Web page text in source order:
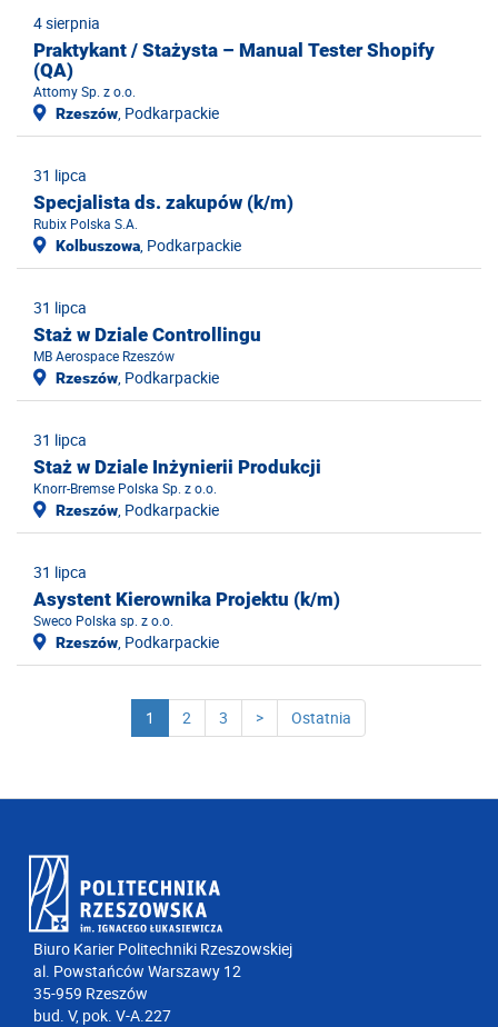
4 sierpnia
Praktykant / Stażysta – Manual Tester Shopify
(QA)
Attomy Sp. z o.o.
Rzeszów, Podkarpackie
31 lipca
Specjalista ds. zakupów (k/m)
Rubix Polska S.A.
Kolbuszowa, Podkarpackie
31 lipca
Staż w Dziale Controllingu
MB Aerospace Rzeszów
Rzeszów, Podkarpackie
31 lipca
Staż w Dziale Inżynierii Produkcji
Knorr-Bremse Polska Sp. z o.o.
Rzeszów, Podkarpackie
31 lipca
Asystent Kierownika Projektu (k/m)
Sweco Polska sp. z o.o.
Rzeszów, Podkarpackie
1 2 3 > Ostatnia
Biuro Karier Politechniki Rzeszowskiej
al. Powstańców Warszawy 12
35-959 Rzeszów
bud. V, pok. V-A.227